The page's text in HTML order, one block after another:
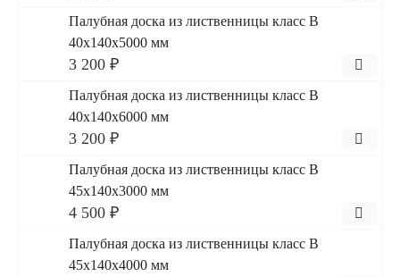
Палубная доска из лиственницы класс В
40x140x5000 мм
3 200 ₽
Палубная доска из лиственницы класс В
40x140x6000 мм
3 200 ₽
Палубная доска из лиственницы класс В
45x140x3000 мм
4 500 ₽
Палубная доска из лиственницы класс В
45x140x4000 мм